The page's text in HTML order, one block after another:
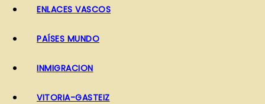
ENLACES VASCOS
PAÍSES MUNDO
INMIGRACION
VITORIA-GASTEIZ